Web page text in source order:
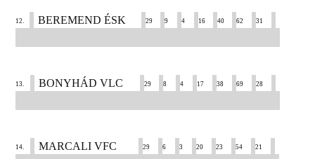
12. BEREMEND ÉSK 29 9 4 16 40 62 31
13. BONYHÁD VLC 29 8 4 17 38 69 28
14. MARCALI VFC 29 6 3 20 23 54 21